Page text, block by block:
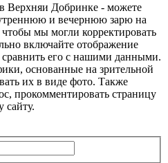
Верхняи Добринке - можете
утреннюю и вечернюю зарю на
мы могли корректировать
включайте отображение
его с нашими данными.
основанные на зрительной
их в виде фото. Также
прокомментировать страницу
сайту.